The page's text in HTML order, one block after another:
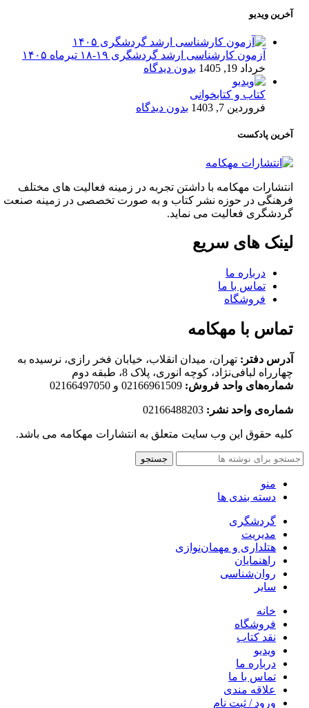
آخرین ویدیو
آزمون کارشناسی ارشد گردشگری ۱۹-۱۸ تیرماه ۱۴۰۵
خرداد 19, 1405
بدون دیدگاه
کتاب و کتابخوانی
فروردین 7, 1403
بدون دیدگاه
آخرین پادکست
انتشارات مهکامه با داشتن تجربه در زمینه فعالیت های مختلف
فرهنگی در حوزه نشر کتاب و به صورت تخصصی در زمینه صنعت
گردشگری فعالیت می نماید.
لینک های سریع
درباره ما
تماس با ما
فروشگاه
تماس با مهکامه
آدرس دفتر: تهران، میدان انقلاب، خیابان فخر رازی، نرسیده به
چهارراه لبافی‌نژاد، کوچه انوری، پلاک 8، طبقه دوم
شماره‌های واحد فروش: 02166961509 و 02166497050
شماره‌‌ی واحد نشر:
کلیه حقوق این وب سایت متعلق به انتشارات مهکامه می باشد.
جستجو
منو
دسته بندی ها
گردشگری
مدیریت
هتلداری و مهمان‌نوازی
راهنمایان
روان‌شناسی
سایر
خانه
فروشگاه
نقد کتاب
ویدیو
درباره‌ ما
تماس با ما
علاقه مندی
ورود / ثبت نام